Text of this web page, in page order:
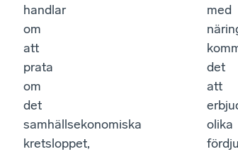
handlar
om
att
prata
om
det
samhällsekonomiska
kretsloppet,
med
det
att
olika